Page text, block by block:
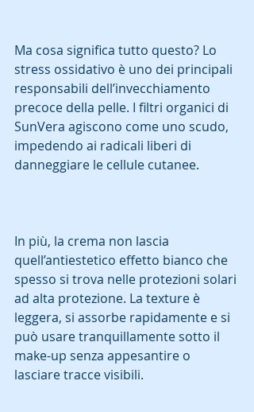
Ma cosa significa tutto questo? Lo
stress ossidativo è uno dei principali
responsabili dell’invecchiamento
precoce della pelle. I filtri organici di
SunVera agiscono come uno scudo,
impedendo ai radicali liberi di
danneggiare le cellule cutanee.
In più, la crema non lascia
quell’antiestetico effetto bianco che
spesso si trova nelle protezioni solari
ad alta protezione. La texture è
leggera, si assorbe rapidamente e si
può usare tranquillamente sotto il
make-up senza appesantire o
lasciare tracce visibili.